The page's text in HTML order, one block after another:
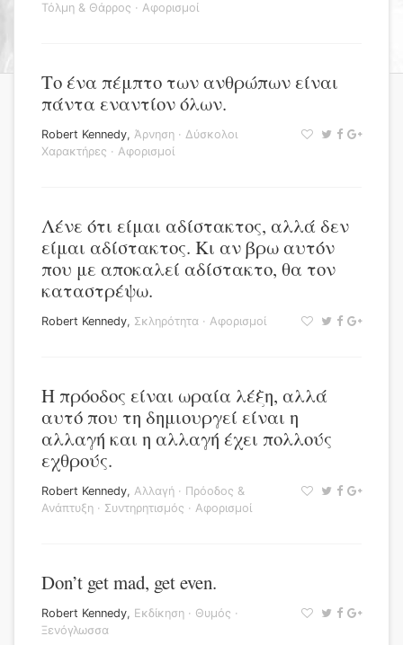
Τόλμη & Θάρρος · Αφορισμοί
Το ένα πέμπτο των ανθρώπων είναι
πάντα εναντίον όλων.
Robert Kennedy, Άρνηση · Δύσκολοι
Χαρακτήρες · Αφορισμοί
Λένε ότι είμαι αδίστακτος, αλλά δεν
είμαι αδίστακτος. Κι αν βρω αυτόν
που με αποκαλεί αδίστακτο, θα τον
καταστρέψω.
Robert Kennedy, Σκληρότητα · Αφορισμοί
Η πρόοδος είναι ωραία λέξη, αλλά
αυτό που τη δημιουργεί είναι η
αλλαγή και η αλλαγή έχει πολλούς
εχθρούς.
Robert Kennedy, Αλλαγή · Πρόοδος &
Ανάπτυξη · Συντηρητισμός · Αφορισμοί
Don’t get mad, get even.
Robert Kennedy, Εκδίκηση · Θυμός ·
Ξενόγλωσσα